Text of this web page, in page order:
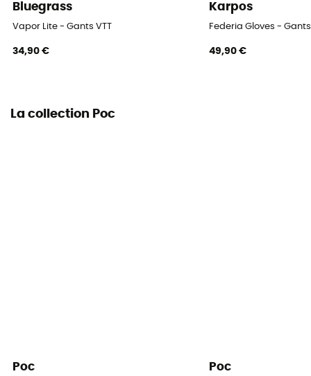
Bluegrass
Vapor Lite - Gants VTT
34,90 €
Karpos
Federia Gloves - Gants
49,90 €
La collection Poc
Poc Poc